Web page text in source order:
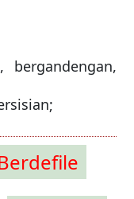
bergandengan,